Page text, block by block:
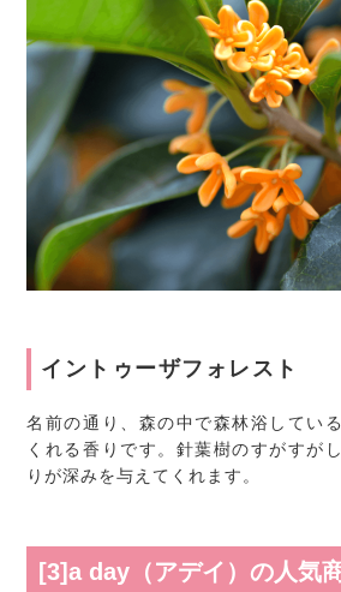
イントゥーザフォレスト
名前の通り、森の中で森林浴してい
くれる香りです。針葉樹のすがすが
りが深みを与えてくれます。
[3]a day（アデイ）の人気